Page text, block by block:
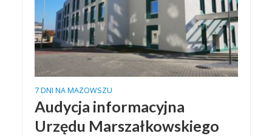
7 DNI NA MAZOWSZU
Audycja informacyjna
Urzędu Marszałkowskiego